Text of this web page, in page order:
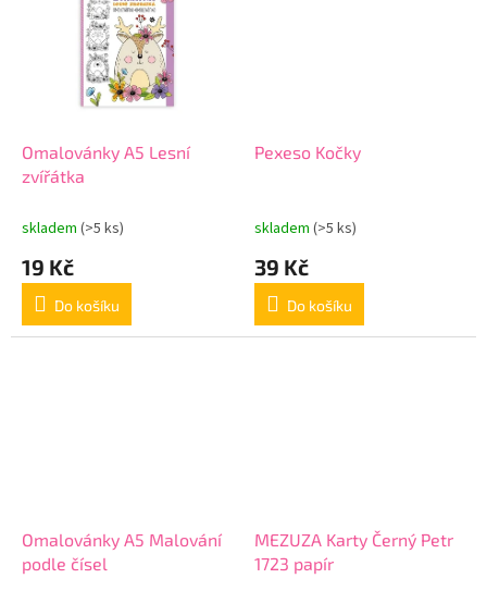
Omalovánky A5 Lesní
zvířátka
skladem (>5 ks)
19 Kč
Do košíku
Pexeso Kočky
skladem (>5 ks)
39 Kč
Do košíku
Omalovánky A5 Malování
podle čísel
MEZUZA Karty Černý Petr
1723 papír